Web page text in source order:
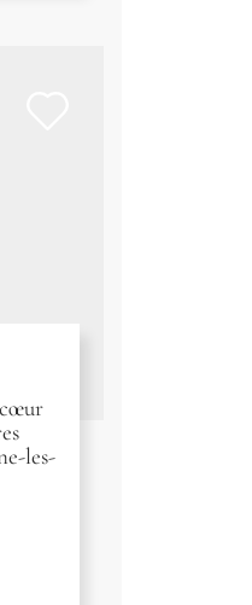
les-